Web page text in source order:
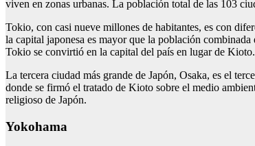
viven en zonas urbanas. La población total de las 103
Tokio, con casi nueve millones de habitantes, es con
la capital japonesa es mayor que la población
Tokio se convirtió en la capital del país en lugar de
La tercera ciudad más grande de Japón, Osaka, es el
donde se firmó el tratado de Kioto sobre el medio
religioso de Japón.
Yokohama